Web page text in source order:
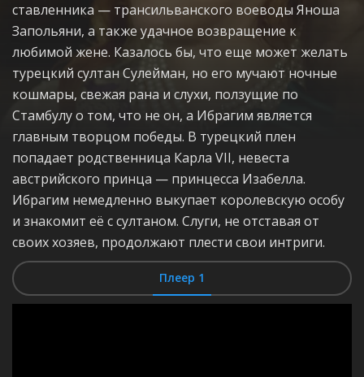
ставленника — трансильванского воеводы Яноша
Запольяни, а также удачное возвращение к
любимой жене. Казалось бы, что еще может желать
турецкий султан Сулейман, но его мучают ночные
кошмары, свежая рана и слухи, ползущие по
Стамбулу о том, что не он, а Ибрагим является
главным творцом победы. В турецкий плен
попадает родственница Карла VII, невеста
австрийского принца — принцесса Изабелла.
Ибрагим немедленно выкупает королевскую особу
и знакомит её с султаном. Слуги, не отставая от
своих хозяев, продолжают плести свои интриги.
Плеер 1